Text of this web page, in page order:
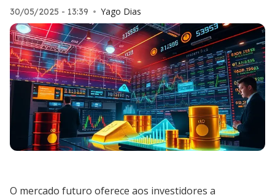
30/05/2025 - 13:39 • Yago Dias
O mercado futuro oferece aos investidores a